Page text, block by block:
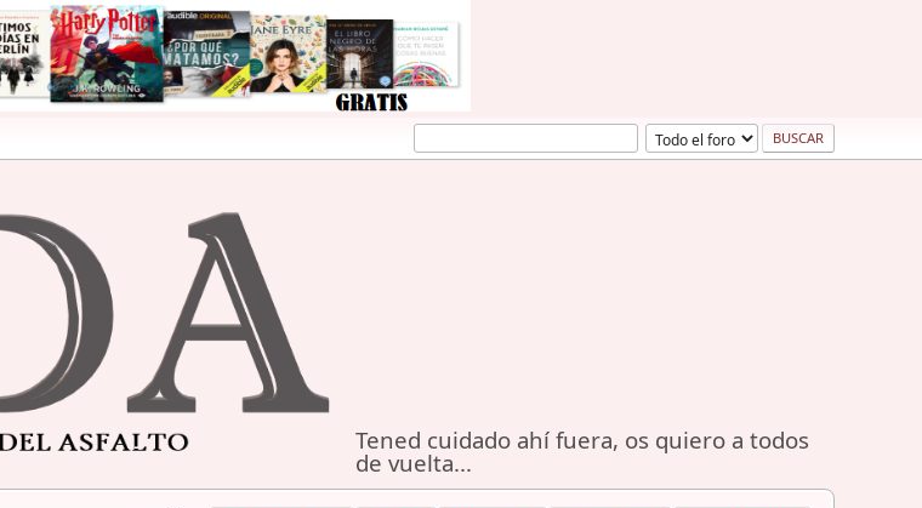
Tened cuidado ahí fuera, os quiero a todos
de vuelta...